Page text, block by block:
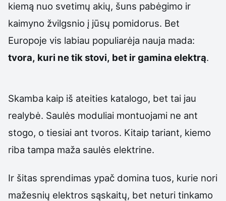
kiemą nuo svetimų akių, šuns pabėgimo ir
kaimyno žvilgsnio į jūsų pomidorus. Bet
Europoje vis labiau populiarėja nauja mada:
tvora, kuri ne tik stovi, bet ir gamina elektrą.
Skamba kaip iš ateities katalogo, bet tai jau
realybė. Saulės moduliai montuojami ne ant
stogo, o tiesiai ant tvoros. Kitaip tariant, kiemo
riba tampa maža saulės elektrine.
Ir šitas sprendimas ypač domina tuos, kurie nori
mažesnių elektros sąskaitų, bet neturi tinkamo